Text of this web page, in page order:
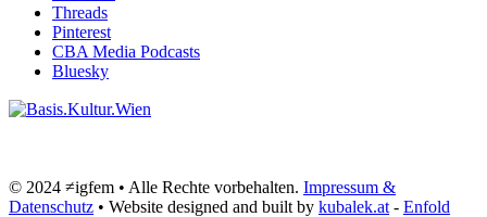
Threads
Pinterest
CBA Media Podcasts
Bluesky
© 2024 ≠igfem • Alle Rechte vorbehalten. Impressum &
Datenschutz • Website designed and built by kubalek.at - Enfold